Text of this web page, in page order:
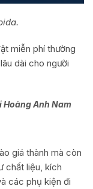
miễn phí thường
dài cho người
Anh Nam
giá thành mà còn
chất liệu, kích
các phụ kiện đi